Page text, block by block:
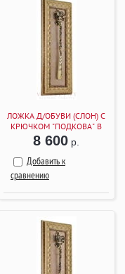
ЛОЖКА Д/ОБУВИ (СЛОН) С
КРЮЧКОМ "ПОДКОВА" В
РАМКЕ (БАГЕТ БЕЖЕВЫЙ)
8 600 р.
Добавить к
сравнению